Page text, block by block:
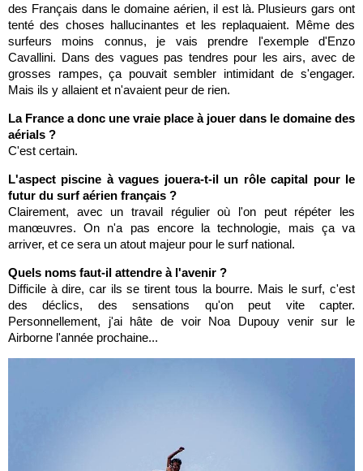
des Français dans le domaine aérien, il est là. Plusieurs gars ont
tenté des choses hallucinantes et les replaquaient. Même des
surfeurs moins connus, je vais prendre l'exemple d'Enzo
Cavallini. Dans des vagues pas tendres pour les airs, avec de
grosses rampes, ça pouvait sembler intimidant de s'engager.
Mais ils y allaient et n'avaient peur de rien.
La France a donc une vraie place à jouer dans le domaine des
aérials ?
C'est certain.
L'aspect piscine à vagues jouera-t-il un rôle capital pour le
futur du surf aérien français ?
Clairement, avec un travail régulier où l'on peut répéter les
manœuvres. On n'a pas encore la technologie, mais ça va
arriver, et ce sera un atout majeur pour le surf national.
Quels noms faut-il attendre à l'avenir ?
Difficile à dire, car ils se tirent tous la bourre. Mais le surf, c'est
des déclics, des sensations qu'on peut vite capter.
Personnellement, j'ai hâte de voir Noa Dupouy venir sur le
Airborne l'année prochaine...